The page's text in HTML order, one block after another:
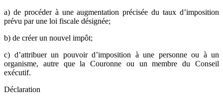
a) de procéder à une augmentation précisée du taux d’imposition
prévu par une loi fiscale désignée;
b) de créer un nouvel impôt;
c) d’attribuer un pouvoir d’imposition à une personne ou à un
organisme, autre que la Couronne ou un membre du Conseil
exécutif.
Déclaration